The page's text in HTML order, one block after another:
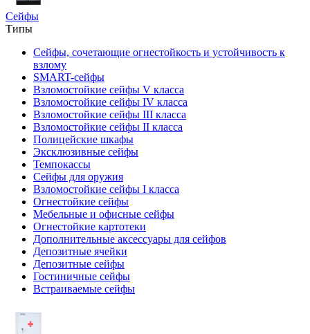
Сейфы
Типы
Сейфы, сочетающие огнестойкость и устойчивость к
взлому
SMART-сейфы
Взломостойкие сейфы V класса
Взломостойкие сейфы IV класса
Взломостойкие сейфы III класса
Взломостойкие сейфы II класса
Полицейские шкафы
Эксклюзивные сейфы
Темпокассы
Сейфы для оружия
Взломостойкие сейфы I класса
Огнестойкие сейфы
Мебельные и офисные сейфы
Огнестойкие картотеки
Дополнительные аксессуары для сейфов
Депозитные ячейки
Депозитные сейфы
Гостиничные сейфы
Встраиваемые сейфы